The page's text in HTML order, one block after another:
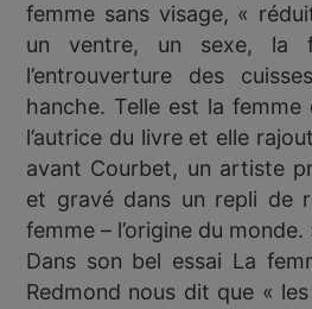
femme sans visage, «
un ventre, un sexe, la
l’entrouverture des
hanche. Telle est la
l’autrice du livre et elle
avant Courbet, un artiste
et gravé dans un repli de
femme – l’origine du monde.
Dans son bel essai La
Redmond nous dit que «